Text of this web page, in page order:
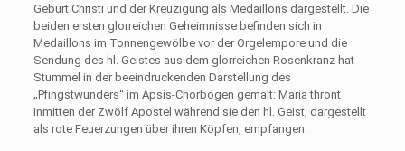
Geburt Christi und der Kreuzigung als Medaillons dargestellt. Die
beiden ersten glorreichen Geheimnisse befinden sich in
Medaillons im Tonnengewölbe vor der Orgelempore und die
Sendung des hl. Geistes aus dem glorreichen Rosenkranz hat
Stummel in der beeindruckenden Darstellung des
„Pfingstwunders“ im Apsis-Chorbogen gemalt: Maria thront
inmitten der Zwölf Apostel während sie den hl. Geist, dargestellt
als rote Feuerzungen über ihren Köpfen, empfangen.